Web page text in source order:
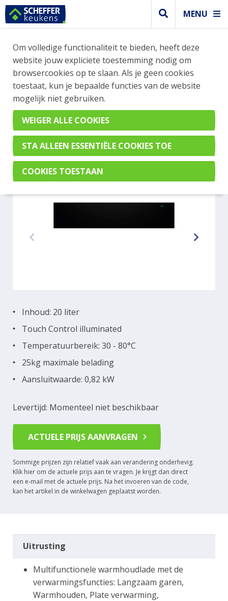
MENU
WEBSHOP BESTELLINGEN
Je kan tijdelijk geen bestelling plaatsen. Wil je je
vast oriënteren? Vergelijk eenvoudig apparaten
en merken met elkaar. Klik hier voor meer
informatie.
Overig
SIEMENS BI910C1B1
Levertijd: Momenteel niet beschikbaar
Inhoud: 20 liter
Touch Control illuminated
Temperatuurbereik: 30 - 80°C
25kg maximale belading
Aansluitwaarde: 0,82 kW
ACTUELE PRIJS AANVRAGEN
Sommige prijzen zijn relatief vaak aan verandering onderhevig.
Klik hier om de actuele prijs aan te vragen. Je krijgt dan direct
een e-mail met de actuele prijs. Na het invoeren van de code,
kan het artikel in de winkelwagen geplaatst worden.
Uitrusting
Multifunctionele warmhoudlade met de
verwarmingsfuncties: Langzaam garen,
Warmhouden, Plate verwarming,
Om volledige functionaliteit te bieden, heeft deze
website jouw expliciete toestemming nodig om
browsercookies op te slaan. Als je geen cookies
toestaat, kun je bepaalde functies van de website
mogelijk niet gebruiken.